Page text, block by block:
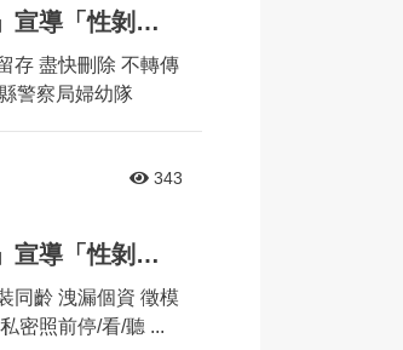
婦幼安全宣導列車來到北斗鎮「螺陽國小」宣導「性剝削」相關議題
存 盡快刪除 不轉傳
警察局婦幼隊
343
婦幼安全宣導列車來到彰化市「聯興國小」宣導「性剝削」相關議題
同齡 洩漏個資 徵模
密照前停/看/聽 ...